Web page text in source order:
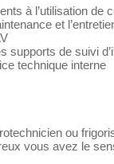
à l’utilisation de
et
supports de suivi
technique interne
ou
vous avez le